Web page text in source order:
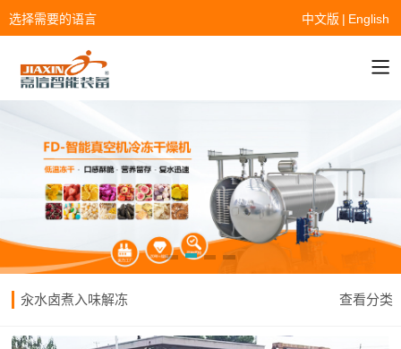
选择需要的语言 中文版 | English
汆水卤煮入味解冻 查看分类